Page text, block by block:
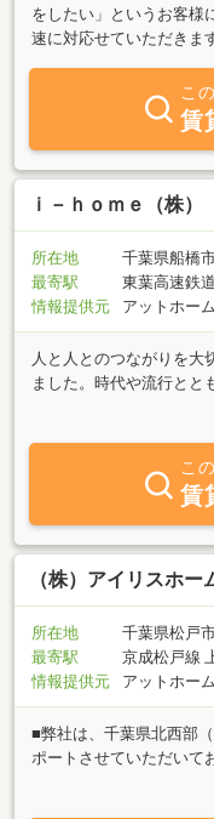
をしたい」というお客様
速に対応せていただきま
こ
賃
ｉ－ｈｏｍｅ（株）
所在地
千葉県船橋
最寄駅
東葉高速鉄
情報提供元
アットホーム
人と人とのつながりを大
ました。時代や流行とと
し、多くのお客様から信
続けております。私たち
様一人ひとりに最適なご
進してまいります。これ
て、お客様の良きパート
産会社を目指し、スタッ
こ
賃
（株）アイリスホー
所在地
千葉県松戸
最寄駅
京成松戸線
情報提供元
アットホーム
■弊社は、千葉県北西部
ポートさせていただいて
貸・管理）リフォーム工